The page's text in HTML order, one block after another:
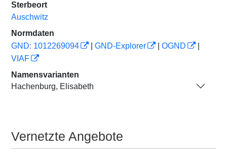
Sterbeort
Auschwitz
Normdaten
GND: 1012269094
GND-Explorer OGND
VIAF
Namensvarianten
Hachenburg, Elisabeth
Vernetzte Angebote